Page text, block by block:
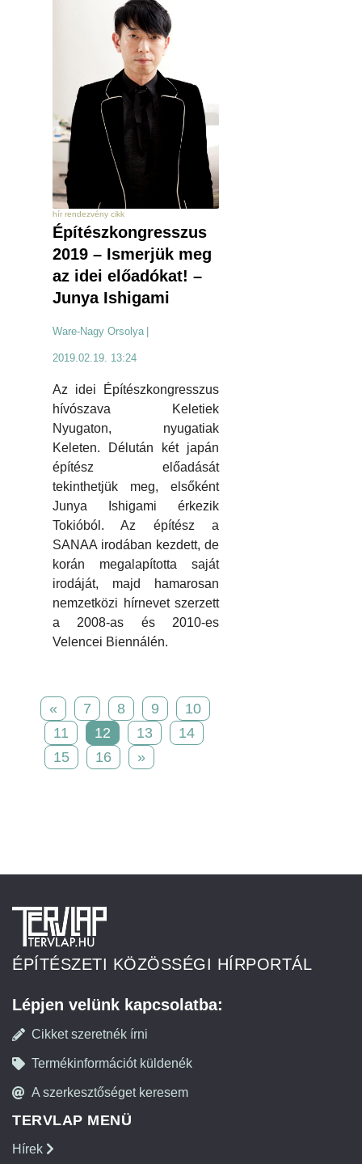
hír rendezvény cikk
Építészkongresszus
2019 – Ismerjük meg
az idei előadókat! –
Junya Ishigami
Ware-Nagy Orsolya
2019.02.19. 13:24
Az idei Építészkongresszus
hívószava Keletiek
Nyugaton, nyugatiak
Keleten. Délután két japán
építész előadását
tekinthetjük meg, elsőként
Junya Ishigami érkezik
Tokióból. Az építész a
SANAA irodában kezdett, de
korán megalapította saját
irodáját, majd hamarosan
nemzetközi hírnevet szerzett
a 2008-as és 2010-es
Velencei Biennálén.
« 7 8 9
10
11
12 13
14
15
16 »
ÉPÍTÉSZETI KÖZÖSSÉGI HÍRPORTÁL
Lépjen velünk kapcsolatba:
Cikket szeretnék írni
Termékinformációt küldenék
A szerkesztőséget keresem
TERVLAP MENÜ
Hírek